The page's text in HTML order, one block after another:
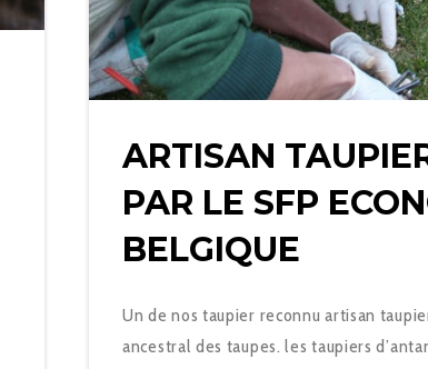
ARTISAN
PAR LE SFP
BELGIQUE
Un de nos taupier reconnu artisan
ancestral des taupes. les taupiers